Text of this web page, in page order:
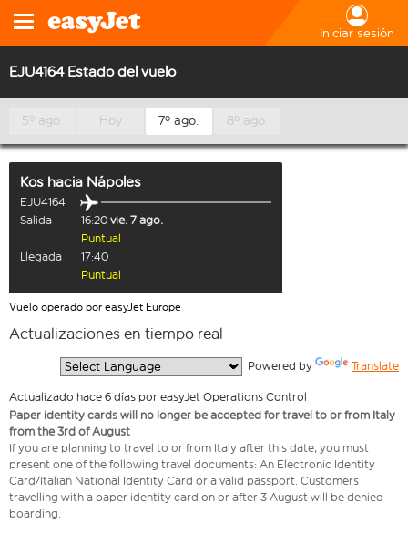
Iniciar sesión
EJU4164 Estado del vuelo
5º ago. Hoy 7º ago. 8º ago.
Kos hacia Nápoles
EJU4164
Salida
16:20 vie. 7 ago.
Puntual
Llegada
17:40
Puntual
Vuelo operado por easyJet Europe
Actualizaciones en tiempo real
Powered by Translate
Actualizado hace 6 días por easyJet Operations Control
Paper identity cards will no longer be accepted for travel to or from Italy
from the 3rd of August
If you are planning to travel to or from Italy after this date, you must
present one of the following travel documents: An Electronic Identity
Card/Italian National Identity Card or a valid passport. Customers
travelling with a paper identity card on or after 3 August will be denied
boarding.